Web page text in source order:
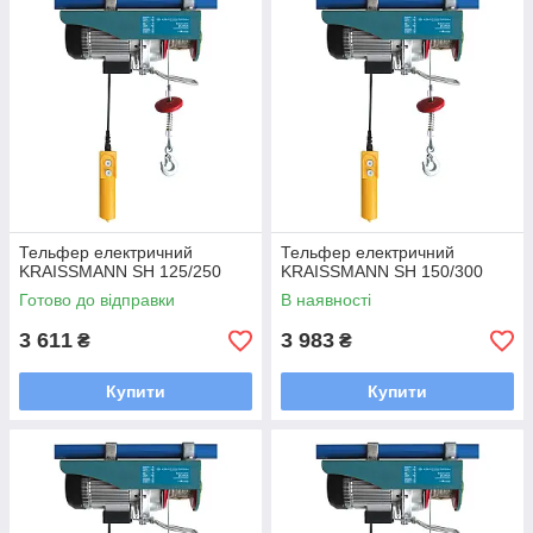
Тельфер електричний
KRAISSMANN SH 125/250
Готово до відправки
3 611 ₴
Купити
Тельфер електричний
KRAISSMANN SH 150/300
В наявності
3 983 ₴
Купити